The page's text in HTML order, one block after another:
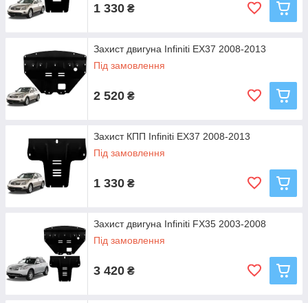
1 330 ₴
Захист двигуна Infiniti EX37 2008-2013
Під замовлення
2 520 ₴
Захист КПП Infiniti EX37 2008-2013
Під замовлення
1 330 ₴
Захист двигуна Infiniti FX35 2003-2008
Під замовлення
3 420 ₴